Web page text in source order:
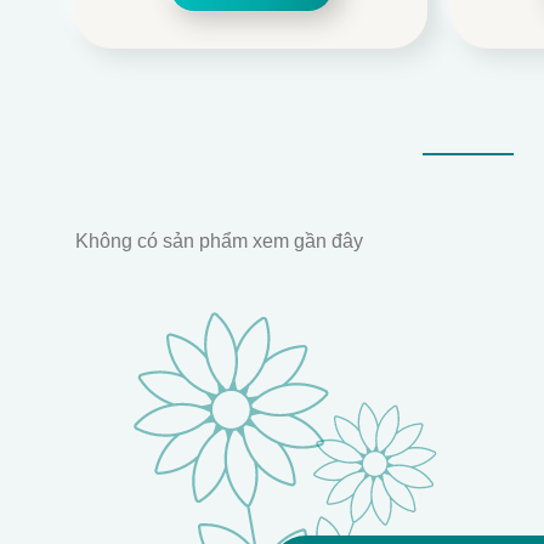
Không có sản phẩm xem gần đây